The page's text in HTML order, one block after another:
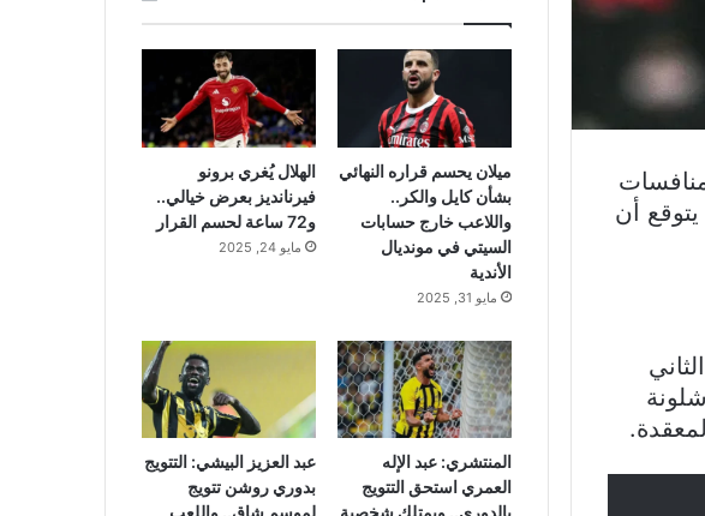
أن
برشلونة
ميلان يحسم قراره النهائي
بشأن كايل والكر..
واللاعب خارج حسابات
السيتي في مونديال
الأندية
مايو 31, 2025
الهلال يُغري برونو
فيرنانديز بعرض خيالي..
و72 ساعة لحسم القرار
مايو 24, 2025
المنتشري: عبد الإله
العمري استحق التتويج
عبد العزيز البيشي: التتويج
بدوري روشن تتويج